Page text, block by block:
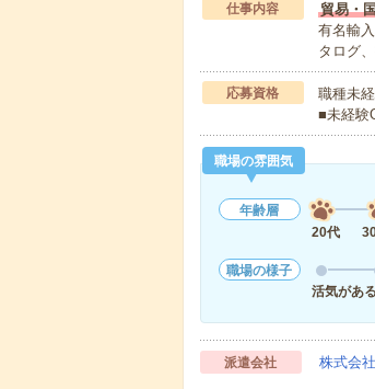
仕事内容
貿易・
有名輸
タログ
応募資格
職種未
■未経験
職場の雰囲気
年齢層
20代
職場の様子
活気がある
派遣会社 株式会